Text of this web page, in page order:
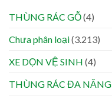
THÙNG RÁC GỖ(4)
Chưa phân loại(3.213)
XE DỌN VỆ SINH (4)
THÙNG RÁC ĐA NĂNG